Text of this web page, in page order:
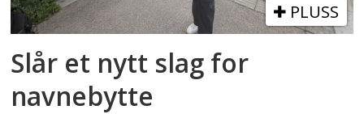
PLUSS
Slår et nytt slag for
navnebytte